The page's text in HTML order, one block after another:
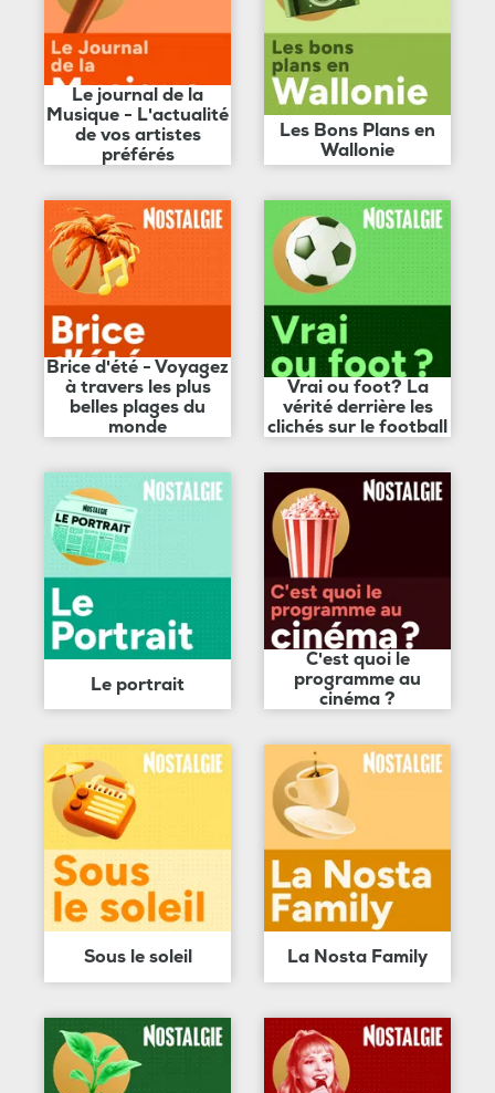
Le journal de la
Musique - L'actualité
de vos artistes
préférés
Les Bons Plans en
Wallonie
Brice d'été - Voyagez
à travers les plus
belles plages du
monde
Vrai ou foot? La
vérité derrière les
clichés sur le football
Le portrait
C'est quoi le
programme au
cinéma ?
Sous le soleil La Nosta Family